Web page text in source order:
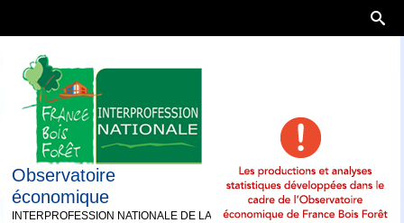
Observatoire
économique
INTERPROFESSION NATIONALE DE LA